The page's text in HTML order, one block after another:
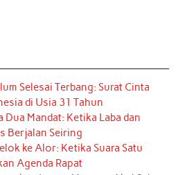
Selesai Terbang: Surat Cinta
di Usia 31 Tahun
Dua Mandat: Ketika Laba dan
Berjalan Seiring
ke Alor: Ketika Suara Satu
Agenda Rapat